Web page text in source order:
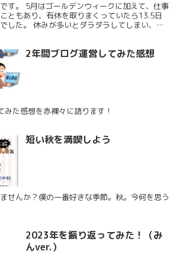
す。 5月はゴールデンウィークに加えて、仕事
ともあり、有休を取りまくっていたら13.5日
した。 休みが多いとダラダラしてしまい、そ
2年間ブログ運営してみた感想
みた感想を赤裸々に語ります！
短い秋を満喫しよう
せんか？僕の一番好きな季節。秋。今何を思う
2023年を振り返ってみた！（み
んver.）